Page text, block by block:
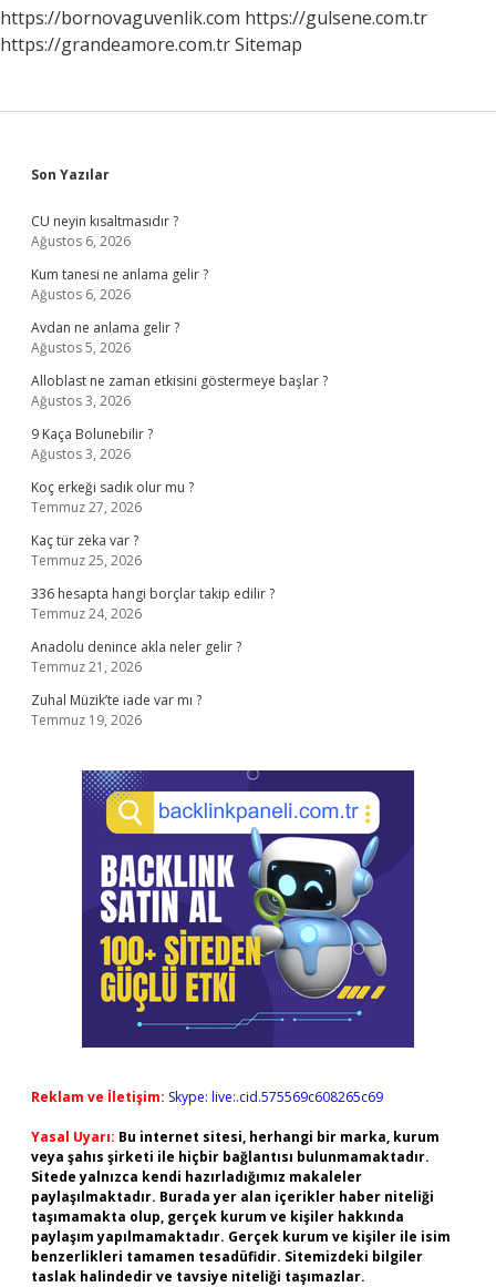
Görevleri
Nelerdir
https://bornovaguvenlik.com https://gulsene.com.tr
https://grandeamore.com.trSitemap
Sidebar
Son Yazılar
CU neyin kısaltmasıdır ?
Ağustos 6, 2026
Kum tanesi ne anlama gelir ?
Ağustos 6, 2026
Avdan ne anlama gelir ?
Ağustos 5, 2026
Alloblast ne zaman etkisini göstermeye başlar ?
Ağustos 3, 2026
9 Kaça Bolunebilir ?
Ağustos 3, 2026
Koç erkeği sadık olur mu ?
Temmuz 27, 2026
Kaç tür zeka var ?
Temmuz 25, 2026
336 hesapta hangi borçlar takip edilir ?
Temmuz 24, 2026
Anadolu denince akla neler gelir ?
Temmuz 21, 2026
Zuhal Müzik’te iade var mı ?
Temmuz 19, 2026
Reklam ve İletişim: Skype: live:.cid.575569c608265c69
Yasal Uyarı: Bu internet sitesi, herhangi bir marka, kurum
veya şahıs şirketi ile hiçbir bağlantısı bulunmamaktadır.
Sitede yalnızca kendi hazırladığımız makaleler
paylaşılmaktadır. Burada yer alan içerikler haber niteliği
taşımamakta olup, gerçek kurum ve kişiler hakkında
paylaşım yapılmamaktadır. Gerçek kurum ve kişiler ile isim
benzerlikleri tamamen tesadüfidir. Sitemizdeki bilgiler
taslak halindedir ve tavsiye niteliği taşımazlar.